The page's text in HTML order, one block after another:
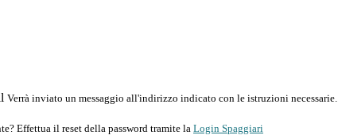
Verrà inviato un messaggio all'indirizzo indicato con le istruzioni necessarie.
Effettua il reset della password tramite la Login Spaggiari